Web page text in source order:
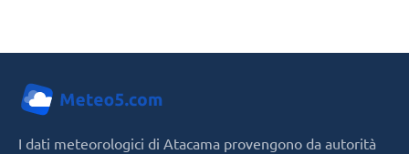
I dati meteorologici di Atacama provengono da autorità